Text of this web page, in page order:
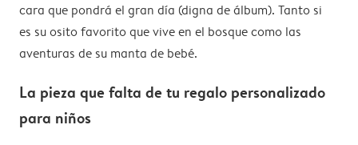
cara que pondrá el gran día (digna de álbum). Tanto si
es su osito favorito que vive en el bosque como las
aventuras de su manta de bebé.
La pieza que falta de tu regalo personalizado
para niños